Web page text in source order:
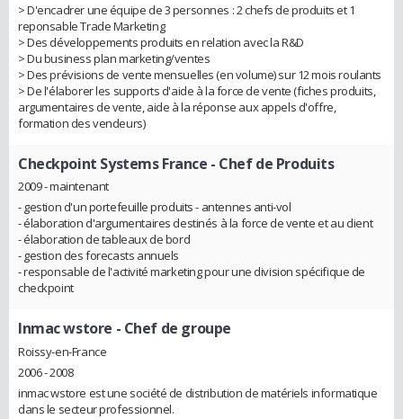
> D'encadrer une équipe de 3 personnes : 2 chefs de produits et 1
reponsable Trade Marketing
> Des développements produits en relation avec la R&D
> Du business plan marketing/ventes
> Des prévisions de vente mensuelles (en volume) sur 12 mois roulants
> De l'élaborer les supports d'aide à la force de vente (fiches produits,
argumentaires de vente, aide à la réponse aux appels d'offre,
formation des vendeurs)
Checkpoint Systems France - Chef de Produits
2009 - maintenant
- gestion d'un portefeuille produits - antennes anti-vol
- élaboration d'argumentaires destinés à la force de vente et au client
- élaboration de tableaux de bord
- gestion des forecasts annuels
- responsable de l'activité marketing pour une division spécifique de
checkpoint
Inmac wstore - Chef de groupe
Roissy-en-France
2006 - 2008
inmac wstore est une société de distribution de matériels informatique
dans le secteur professionnel.